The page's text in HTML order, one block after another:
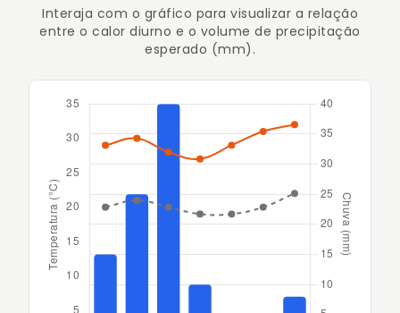
Interaja com o gráfico para visualizar a relação
entre o calor diurno e o volume de precipitação
esperado (mm).